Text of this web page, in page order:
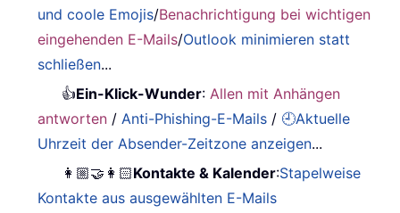
und coole Emojis/Benachrichtigung bei wichtigen
eingehenden E-Mails/Outlook minimieren statt
schließen...
👍Ein-Klick-Wunder:Allen mit Anhängen
antworten /Anti-Phishing-E-Mails / 🕘Aktuelle
Uhrzeit der Absender-Zeitzone anzeigen...
👩🏼‍🤝‍👩🏻Kontakte & Kalender:Stapelweise
Kontakte aus ausgewählten E-Mails